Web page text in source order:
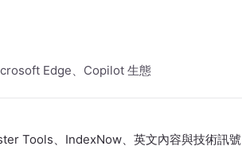
Edge、Copilot 生態
Tools、IndexNow、英文內容與技術訊號